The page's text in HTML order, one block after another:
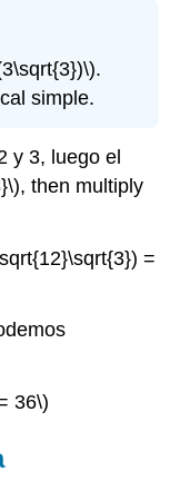
.
simple.
y 3, luego el
, then multiply
=
36\)